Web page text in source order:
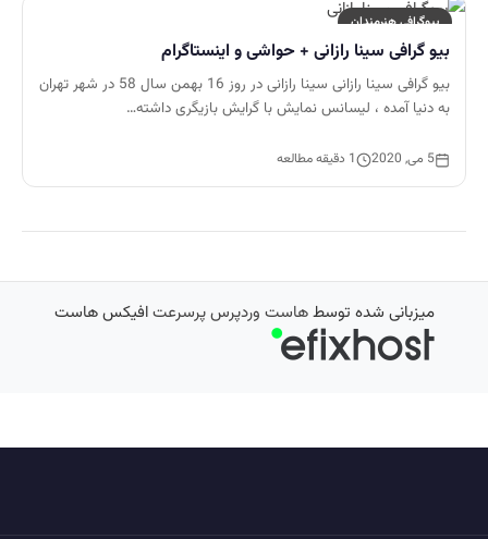
بیوگرافی هنرمندان
بیو گرافی سینا رازانی + حواشی و اینستاگرام
بیو گرافی سینا رازانی سینا رازانی در روز 16 بهمن سال 58 در شهر تهران
به دنیا آمده ، لیسانس نمایش با گرایش بازیگری داشته…
5 می, 2020 1 دقیقه مطالعه
میزبانی شده توسطهاست وردپرس پرسرعتافیکس هاست